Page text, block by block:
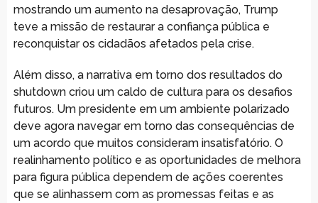
mostrando um aumento na desaprovação, Trump
teve a missão de restaurar a confiança pública e
reconquistar os cidadãos afetados pela crise.
Além disso, a narrativa em torno dos resultados do
shutdown criou um caldo de cultura para os desafios
futuros. Um presidente em um ambiente polarizado
deve agora navegar em torno das consequências de
um acordo que muitos consideram insatisfatório. O
realinhamento político e as oportunidades de melhora
para figura pública dependem de ações coerentes
que se alinhassem com as promessas feitas e as